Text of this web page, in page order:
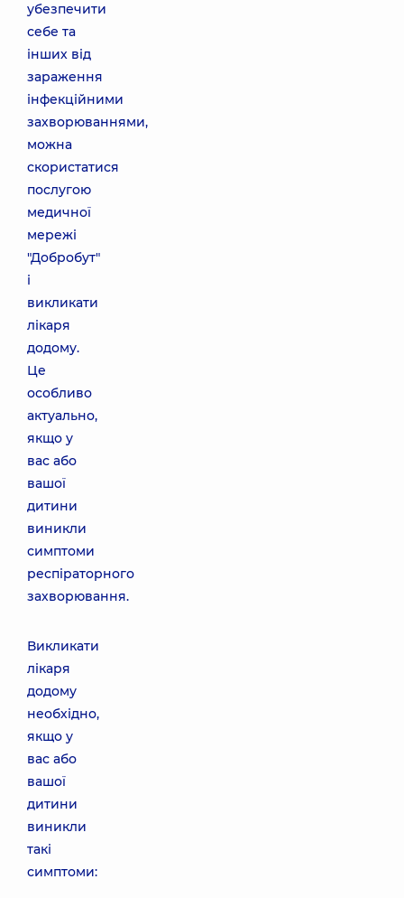
убезпечити
себе та
інших від
зараження
інфекційними
захворюваннями,
можна
скористатися
послугою
медичної
мережі
"Добробут"
і
викликати
лікаря
додому.
Це
особливо
актуально,
якщо у
вас або
вашої
дитини
виникли
симптоми
респіраторного
захворювання.
Викликати
лікаря
додому
необхідно,
якщо у
вас або
вашої
дитини
виникли
такі
симптоми: